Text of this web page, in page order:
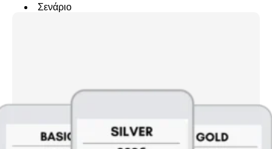
Σενάριο